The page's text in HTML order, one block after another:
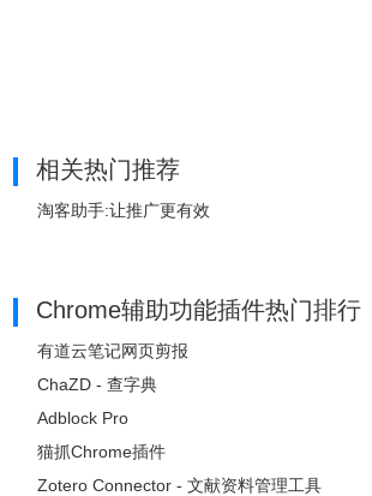
相关热门推荐
淘客助手:让推广更有效
Chrome辅助功能插件热门排行
有道云笔记网页剪报
ChaZD - 查字典
Adblock Pro
猫抓Chrome插件
Zotero Connector - 文献资料管理工具